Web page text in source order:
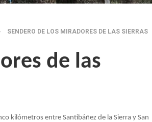
SENDERO DE LOS MIRADORES DE LAS SIERRAS
de las
kilómetros entre Santibáñez de la Sierra y San